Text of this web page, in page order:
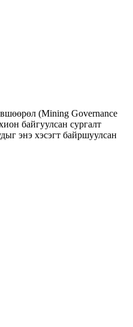
(Mining Governance
байгуулсан сургалт
энэ хэсэгт байршуулсан